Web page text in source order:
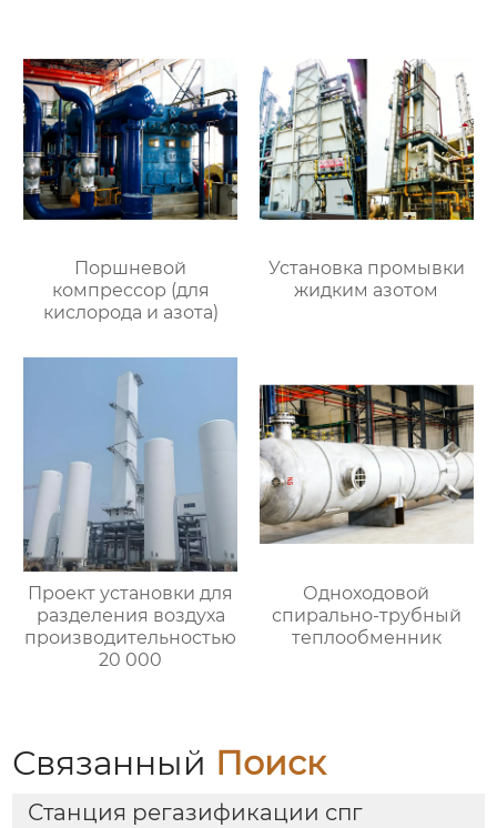
Поршневой
компрессор (для
кислорода и азота)
Установка промывки
жидким азотом
Проект установки для
разделения воздуха
производительностью
20 000
Одноходовой
спирально-трубный
теплообменник
Связанный Поиск
Станция регазификации спг